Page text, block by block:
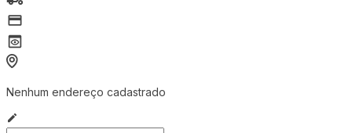
Nenhum endereço cadastrado